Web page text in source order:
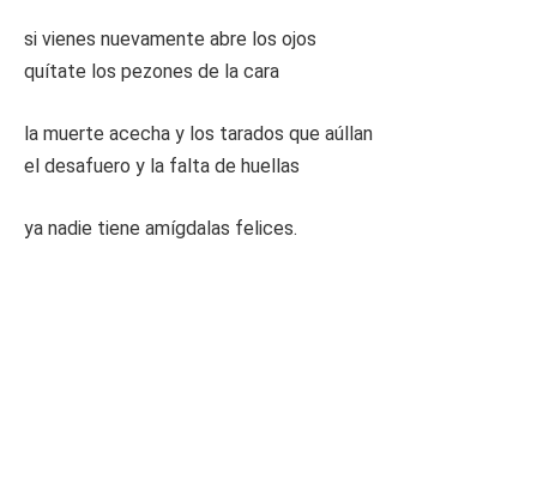
si vienes nuevamente abre los ojos
quítate los pezones de la cara
la muerte acecha y los tarados que aúllan
el desafuero y la falta de huellas
ya nadie tiene amígdalas felices.